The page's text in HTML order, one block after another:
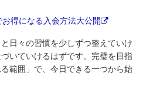
お得になる入会方法大公開
日々の習慣を少しずつ整えていけ
いていけるはずです。完璧を目指
範囲」で、今日できる一つから始